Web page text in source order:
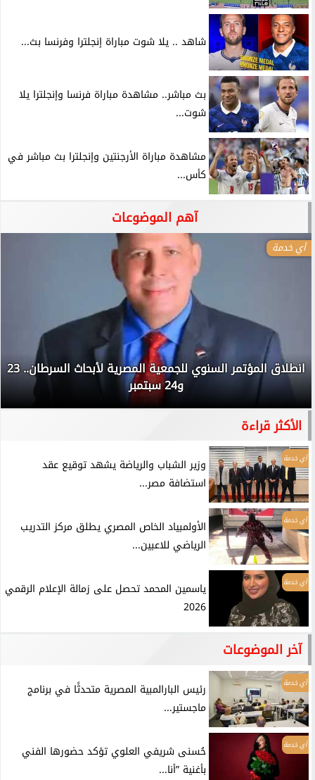
شاهد .. يلا شوت مباراة إنجلترا وفرنسا بث...
بث مباشر.. مشاهدة مباراة فرنسا وإنجلترا يلا
شوت...
مشاهدة مباراة الأرجنتين وإنجلترا بث مباشر في
كأس...
آهم الموضوعات
أي خدمة
انطلاق المؤتمر السنوي للجمعية المصرية لأبحاث السرطان.. 23
و24 سبتمبر
الأكثر قراءة
أي خدمة
وزير الشباب والرياضة يشهد توقيع عقد
استضافة مصر...
أي خدمة
الأولمبياد الخاص المصري يطلق مركز التدريب
الرياضي للاعبين...
أي خدمة
ياسمين المحمد تحصل على زمالة الإعلام الرقمي
2026
آخر الموضوعات
أي خدمة
رئيس البارالمبية المصرية متحدثًا في برنامج
ماجستير...
أي خدمة
حُسنى شريفي العلوي تؤكد حضورها الفني
بأغنية ”أنا...